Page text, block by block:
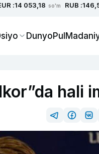
:14 053,18 so'm RUB :
DunyoPul
hali